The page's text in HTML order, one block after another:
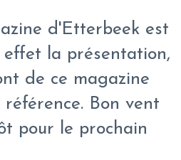
d'Etterbeek est
effet la présentation,
de ce magazine
Bon vent
pour le prochain